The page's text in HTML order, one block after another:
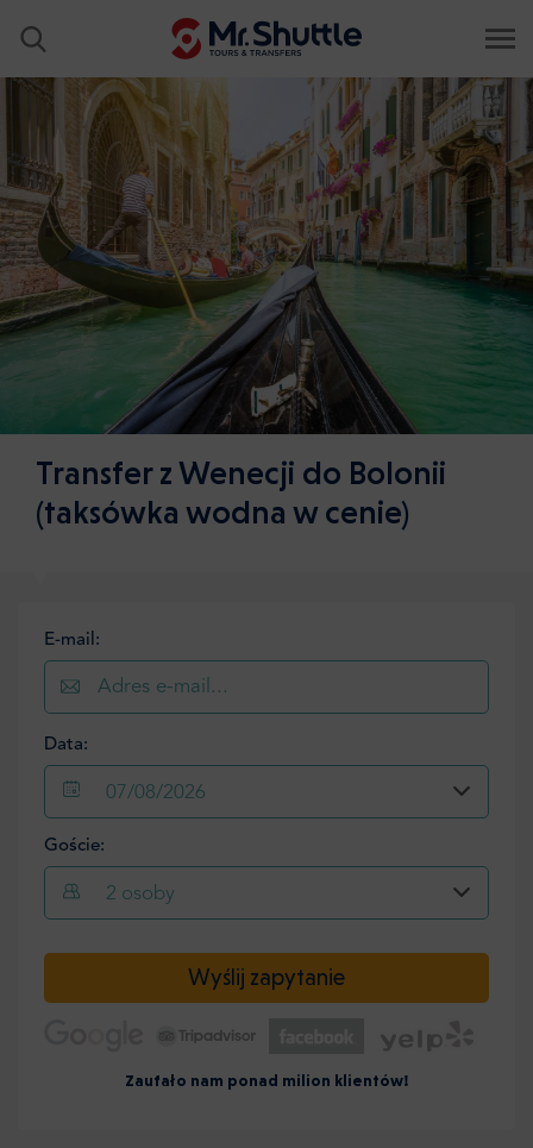
Transfer z Wenecji do Bolonii
(taksówka wodna w cenie)
E-mail:
Data:
07/08/2026
Goście:
2 osoby
Wyślij zapytanie
Zaufało nam ponad milion klientów!